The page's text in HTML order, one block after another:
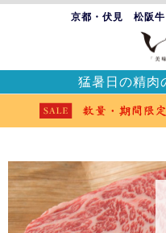
京都・伏見 松阪
猛暑日の精肉